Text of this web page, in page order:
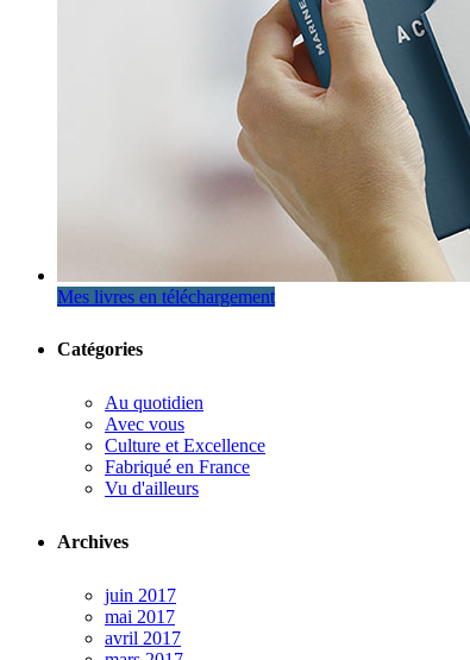
Mes livres en téléchargement
Catégories
Au quotidien
Avec vous
Culture et Excellence
Fabriqué en France
Vu d'ailleurs
Archives
juin 2017
mai 2017
avril 2017